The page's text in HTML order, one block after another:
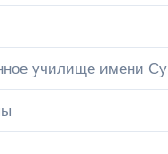
училище имени